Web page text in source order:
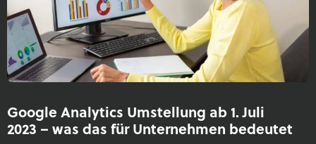
Google Analytics Umstellung ab 1. Juli
2023 – was das für Unternehmen bedeutet